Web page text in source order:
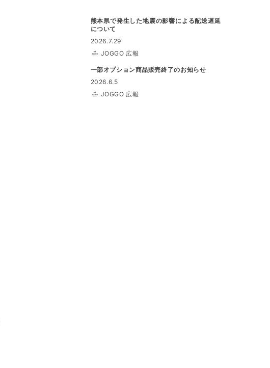
熊本県で発生した地震の影響による配送遅延
について
2026.7.29
JOGGO 広報
一部オプション商品販売終了のお知らせ
2026.6.5
JOGGO 広報